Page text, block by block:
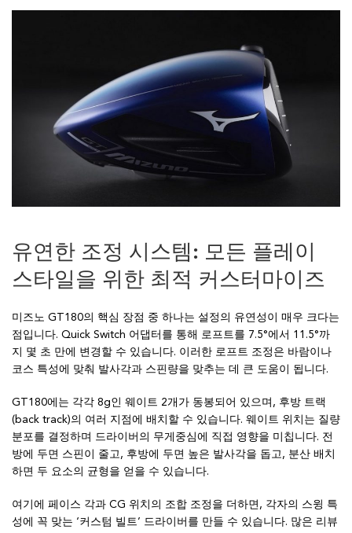
유연한 조정 시스템: 모든 플레이
스타일을 위한 최적 커스터마이즈
미즈노 GT180의 핵심 장점 중 하나는 설정의 유연성이 매우 크다는
점입니다. Quick Switch 어댑터를 통해 로프트를 7.5°에서 11.5°까
지 몇 초 만에 변경할 수 있습니다. 이러한 로프트 조정은 바람이나
코스 특성에 맞춰 발사각과 스핀량을 맞추는 데 큰 도움이 됩니다.
GT180에는 각각 8g인 웨이트 2개가 동봉되어 있으며, 후방 트랙
(back track)의 여러 지점에 배치할 수 있습니다. 웨이트 위치는 질량
분포를 결정하며 드라이버의 무게중심에 직접 영향을 미칩니다. 전
방에 두면 스핀이 줄고, 후방에 두면 높은 발사각을 돕고, 분산 배치
하면 두 요소의 균형을 얻을 수 있습니다.
여기에 페이스 각과 CG 위치의 조합 조정을 더하면, 각자의 스윙 특
성에 꼭 맞는 ‘커스텀 빌트’ 드라이버를 만들 수 있습니다. 많은 리뷰